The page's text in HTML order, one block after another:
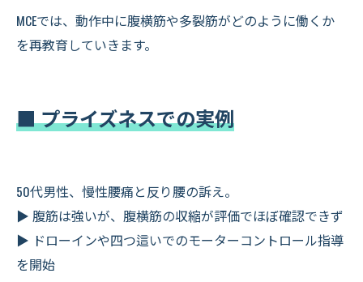
MCEでは、動作中に腹横筋や多裂筋がどのように働くか
を再教育していきます。
■ プライズネスでの実例
50代男性、慢性腰痛と反り腰の訴え。
▶ 腹筋は強いが、腹横筋の収縮が評価でほぼ確認できず
▶ ドローインや四つ這いでのモーターコントロール指導
を開始